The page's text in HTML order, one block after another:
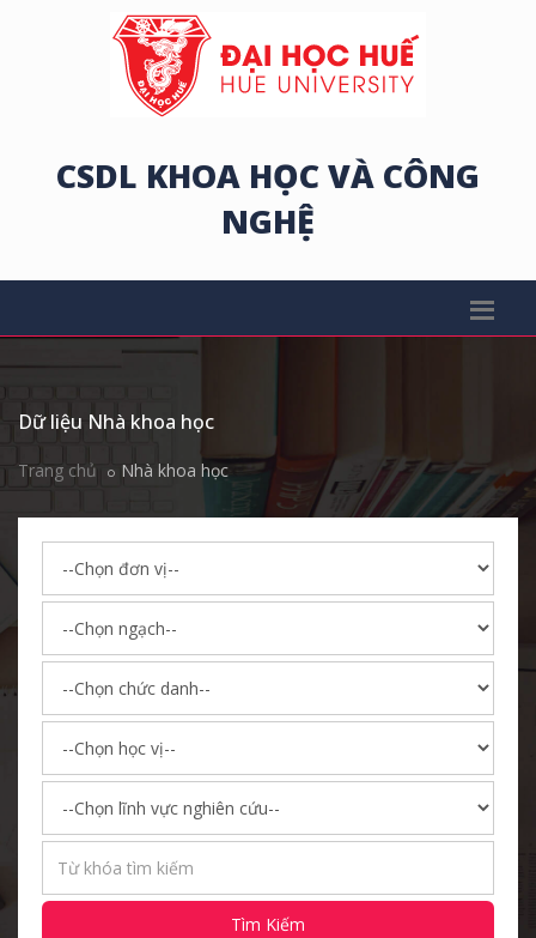
CSDL KHOA HỌC VÀ CÔNG
NGHỆ
Dữ liệu Nhà khoa học
Trang chủ Nhà khoa học
Tìm Kiếm